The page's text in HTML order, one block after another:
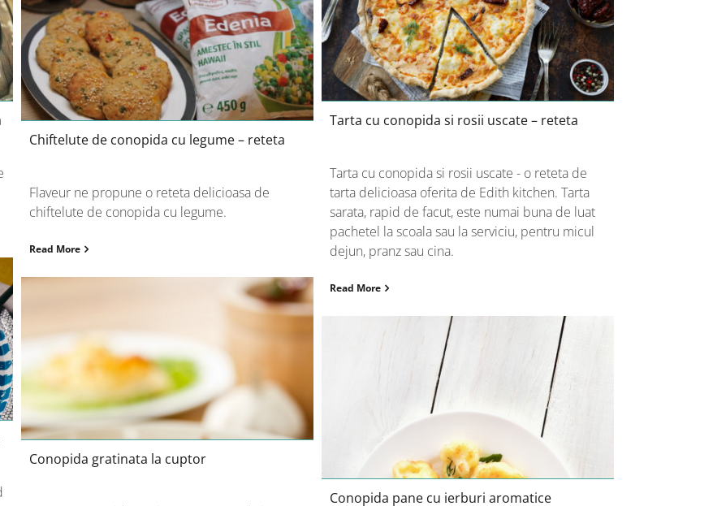
Tarta cu conopida si rosii uscate –
reteta
Tarta cu conopida si rosii uscate – reteta
Tarta cu conopida si rosii uscate - o reteta de
tarta delicioasa oferita de Edith kitchen. Tarta
sarata, rapid de facut, este numai buna de luat
pachetel la scoala sau la serviciu, pentru micul
dejun, pranz sau cina.
Read More
Chiftelute de conopida cu legume –
reteta
Chiftelute de conopida cu legume – reteta
Flaveur ne propune o reteta delicioasa de
chiftelute de conopida cu legume.
Read More
Conopida gratinata la cuptor
Conopida gratinata la cuptor
Conopida pane cu ierburi
aromatice
Conopida pane cu ierburi aromatice